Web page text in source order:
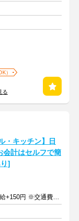
）
る
・キッチン】日
会計はセルフで簡
]
時給1200円～【早朝】時給+150円 ※交通費支給